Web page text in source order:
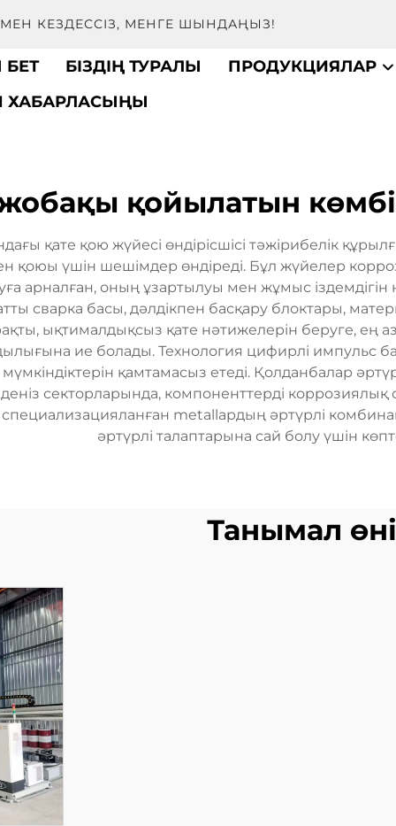
КЕЗДЕССІЗ, МЕНГЕ ШЫНДАҢЫЗ!
БЕТ БІЗДІҢ ТУРАЛЫ ПРОДУКЦИЯЛАР
ХАБАРЛАСЫҢЫ
қойылатын
қате қою жүйесі өндірісшісі тәжірибелік
қоюы үшін шешімдер өндіреді. Бұл жүйелер
арналған, оның ұзартылуы мен жұмыс іздемдігін
сварка басы, дәлдікпен басқару блоктары,
ықтималдықсыз қате нәтижелерін беруге,
ие болады. Технология цифирлі импульс
қамтамасыз етеді. Қолданбалар
секторларында, компоненттерді
metallардың әртүрлі
әртүрлі талаптарына сай болу үшін
Танымал